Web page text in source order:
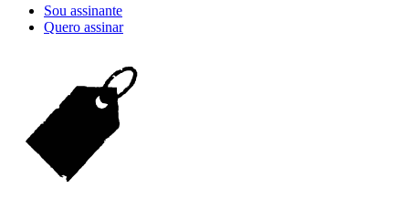
Sou assinante
Quero assinar